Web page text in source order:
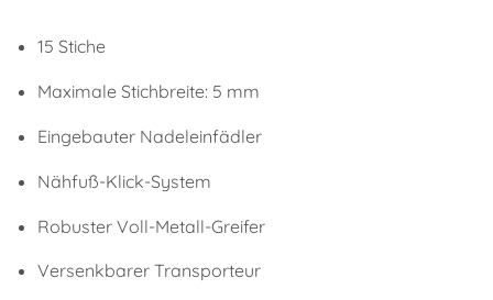
15 Stiche
Maximale Stichbreite: 5 mm
Eingebauter Nadeleinfädler
Nähfuß-Klick-System
Robuster Voll-Metall-Greifer
Versenkbarer Transporteur